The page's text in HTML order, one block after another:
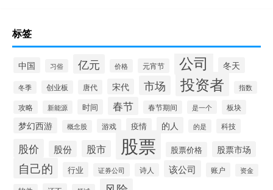
标签
中国 习俗 亿元 价格 元宵节 公司 冬天
冬季 创业板 唐代 宋代 市场 投资者 指数
攻略 新能源 时间 春节 春节期间 是一个 板块
梦幻西游 概念股 游戏 疫情 的人 的是 科技
股价 股份 股市 股票 股票价格 股票市场
自己的 行业 证券公司 诗人 该公司 账户 资金